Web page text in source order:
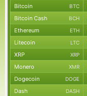
Bitcoin BTC
Bitcoin Cash BCH
Ethereum ETH
Litecoin LTC
XRP XRP
Monero XMR
Dogecoin DOGE
Dash DASH